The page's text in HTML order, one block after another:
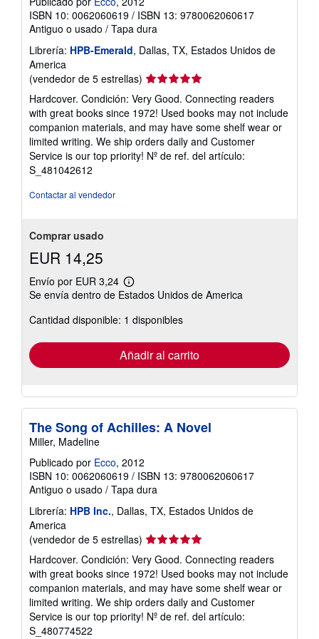
ISBN 10: 0062060619 / ISBN 13: 9780062060617
Antiguo o usado / Tapa dura
Librería: HPB-Emerald, Dallas, TX, Estados Unidos de
America
(vendedor de 5 estrellas) Calificación
del
vendedor:
5
de
5
estrellas
Hardcover. Condición: Very Good. Connecting readers
with great books since 1972! Used books may not include
companion materials, and may have some shelf wear or
limited writing. We ship orders daily and Customer
Service is our top priority! Nº de ref. del artículo:
S_481042612
Contactar al vendedor
Comprar usado
EUR 14,25
Envío por EUR 3,24
Más
información
las
tarifas
envío
Se envía dentro de Estados Unidos de America
Cantidad disponible: 1 disponibles
Añadir al carrito
The Song of Achilles: A Novel
Miller, Madeline
Publicado por Ecco, 2012
ISBN 10: 0062060619 / ISBN 13: 9780062060617
Antiguo o usado / Tapa dura
Librería: HPB Inc., Dallas, TX, Estados Unidos de
America
(vendedor de 5 estrellas) Calificación
del
vendedor:
5
de
5
estrellas
Hardcover. Condición: Very Good. Connecting readers
with great books since 1972! Used books may not include
companion materials, and may have some shelf wear or
limited writing. We ship orders daily and Customer
Service is our top priority! Nº de ref. del artículo:
S_480774522